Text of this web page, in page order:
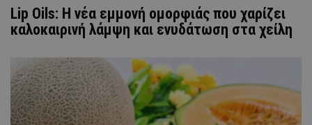
Lip Oils: Η νέα εμμονή ομορφιάς που χαρίζει
καλοκαιρινή λάμψη και ενυδάτωση στα χείλη